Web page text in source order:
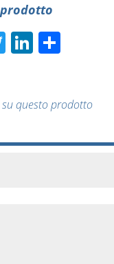
TwitterLinkedIn
questo prodotto